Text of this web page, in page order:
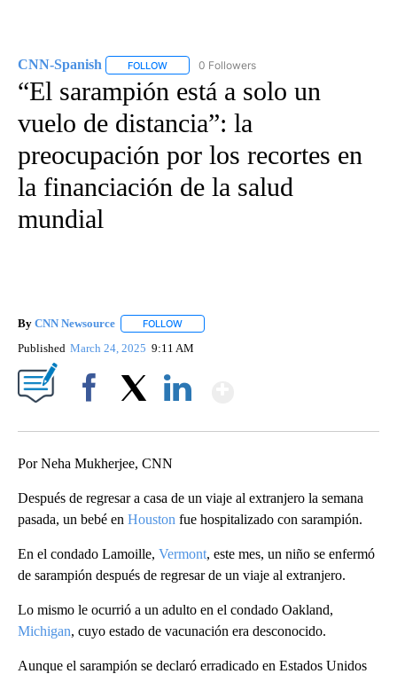
CNN-Spanish FOLLOW FOLLOW "CNN-SPANISH" TO RECEIVE
0 Followers
“El sarampión está a solo un
vuelo de distancia”: la
preocupación por los recortes en
la financiación de la salud
mundial
By CNN Newsource FOLLOW
Published March 24, 2025 9:11 AM
Por Neha Mukherjee, CNN
Después de regresar a casa de un viaje al extranjero la semana
pasada, un bebé en Houston fue hospitalizado con sarampión.
En el condado Lamoille, Vermont, este mes, un niño se enfermó
de sarampión después de regresar de un viaje al extranjero.
Lo mismo le ocurrió a un adulto en el condado Oakland,
Michigan, cuyo estado de vacunación era desconocido.
Aunque el sarampión se declaró erradicado en Estados Unidos